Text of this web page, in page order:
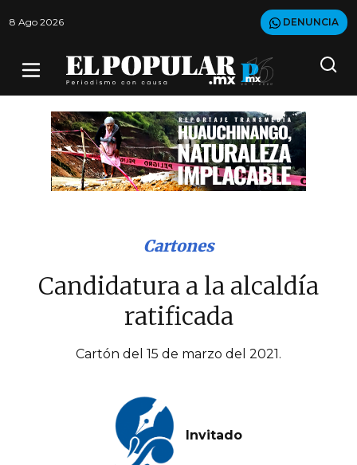
8 Ago 2026 DENUNCIA
Cartones
Candidatura a la alcaldía
ratificada
Cartón del 15 de marzo del 2021.
Invitado